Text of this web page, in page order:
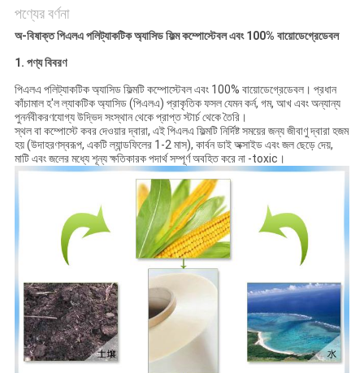
পণ্যের বর্ণনা
অ-বিষাক্ত পিএলএ পলিট্যাকটিক অ্যাসিড ফিল্ম কম্পোস্টেবল এবং 100% বায়োডেগ্রেডেবল
1. পণ্য বিবরণ
পিএলএ পলিট্যাকটিক অ্যাসিড ফিল্মটি কম্পোস্টেবল এবং 100% বায়োডেগ্রেডেবল। প্রধান
কাঁচামাল হ'ল ল্যাকটিক অ্যাসিড (পিএলএ) প্রাকৃতিক ফসল যেমন কর্ন, গম, আখ এবং অন্যান্য
পুনর্নবীকরণযোগ্য উদ্ভিদ সংস্থান থেকে প্রাপ্ত স্টার্চ থেকে তৈরি।
স্থল বা কম্পোস্টে কবর দেওয়ার দ্বারা, এই পিএলএ ফিল্মটি নির্দিষ্ট সময়ের জন্য জীবাণু দ্বারা হজম
হয় (উদাহরণস্বরূপ, একটি ল্যান্ডফিলের 1-2 মাস), কার্বন ডাই অক্সাইড এবং জল ছেড়ে দেয়,
মাটি এবং জলের মধ্যে শূন্য ক্ষতিকারক পদার্থ সম্পূর্ণ অবহিত করে না -toxic।